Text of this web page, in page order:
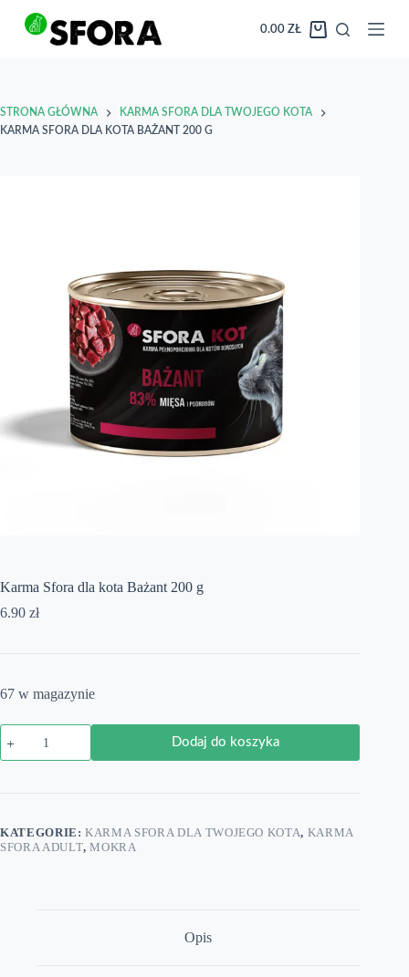
Koszyk
0.00 ZŁ
STRONA GŁÓWNA
KARMA SFORA DLA TWOJEGO KOTA
KARMA SFORA DLA KOTA BAŻANT 200 G
Karma Sfora dla kota Bażant 200 g
6.90 zł
67 w magazynie
ilość
Karma
Sfora
g
Dodaj do koszyka
KATEGORIE:KARMA SFORA DLA TWOJEGO KOTA, KARMA
SFORA ADULT,MOKRA
Opis